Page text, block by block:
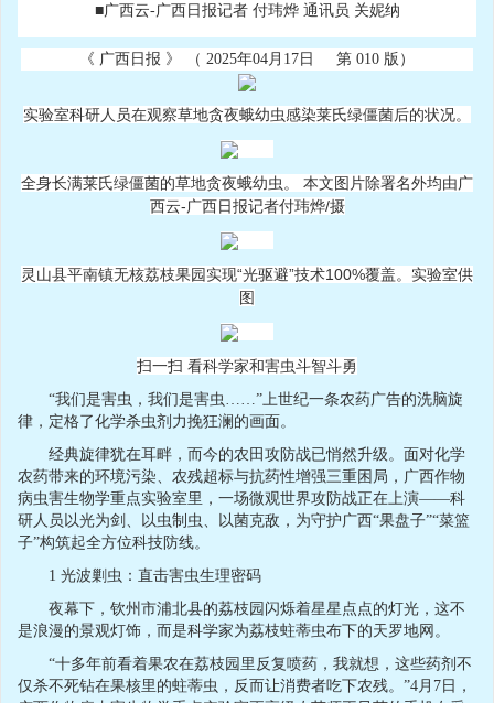
■广西云-广西日报记者 付玮烨 通讯员 关妮纳
《 广西日报 》 （ 2025年04月17日 第 010 版）
实验室科研人员在观察草地贪夜蛾幼虫感染莱氏绿僵菌后的状况。
全身长满莱氏绿僵菌的草地贪夜蛾幼虫。 本文图片除署名外均由广
西云-广西日报记者付玮烨/摄
灵山县平南镇无核荔枝果园实现“光驱避”技术100%覆盖。实验室供
图
扫一扫 看科学家和害虫斗智斗勇
“我们是害虫，我们是害虫……”上世纪一条农药广告的洗脑旋
律，定格了化学杀虫剂力挽狂澜的画面。
经典旋律犹在耳畔，而今的农田攻防战已悄然升级。面对化学
农药带来的环境污染、农残超标与抗药性增强三重困局，广西作物
病虫害生物学重点实验室里，一场微观世界攻防战正在上演——科
研人员以光为剑、以虫制虫、以菌克敌，为守护广西“果盘子”“菜篮
子”构筑起全方位科技防线。
1 光波剿虫：直击害虫生理密码
夜幕下，钦州市浦北县的荔枝园闪烁着星星点点的灯光，这不
是浪漫的景观灯饰，而是科学家为荔枝蛀蒂虫布下的天罗地网。
“十多年前看着果农在荔枝园里反复喷药，我就想，这些药剂不
仅杀不死钻在果核里的蛀蒂虫，反而让消费者吃下农残。”4月7日，